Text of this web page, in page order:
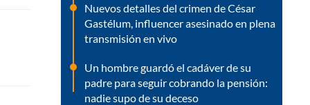
Nuevos detalles del crimen de César
Gastélum, influencer asesinado en plena
transmisión en vivo
Un hombre guardó el cadáver de su
padre para seguir cobrando la pensión:
nadie supo de su deceso